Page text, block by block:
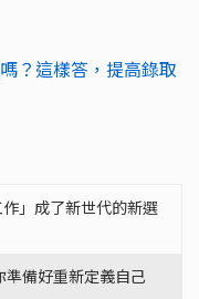
？這樣答，提高錄取
」成了新世代的新選
準備好重新定義自己